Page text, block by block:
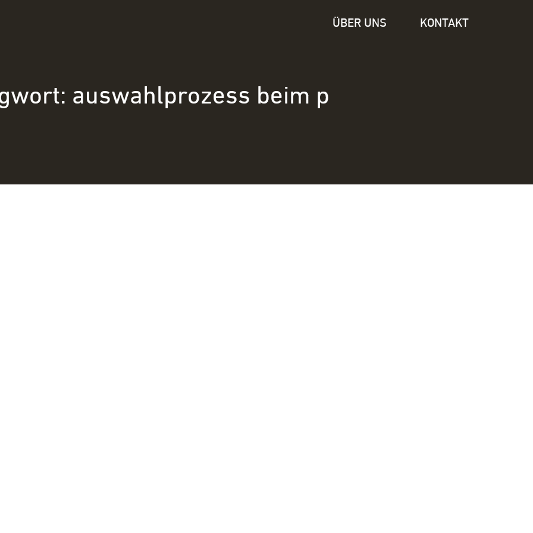
ÜBER UNS KONTAKT
auswahlprozess beim p